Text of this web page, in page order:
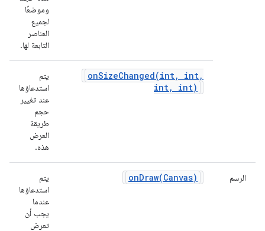
وموضعًا
لجميع
العناصر
التابعة لها.
onSizeChanged(int, int,
int, int)
يتم
استدعاؤها
عند تغيير
حجم
طريقة
العرض
هذه.
الرسم onDraw(Canvas)
يتم
استدعاؤها
عندما
يجب أن
تعرض